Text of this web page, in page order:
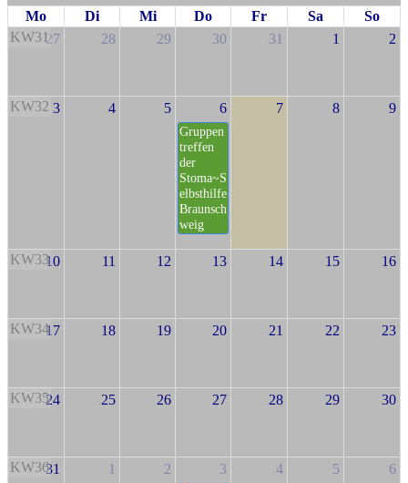
Mo Di Mi Do Fr Sa
So
KW3127 28 29 30 31 1 2
KW32 3 4 5 6
Gruppen
treffen
der
Stoma~S
elbsthilfe
Braunsch
weig
7 8 9
KW3310 11 12 13 14 15 16
KW3417 18 19 20 21 22 23
KW3524 25 26 27 28 29 30
KW3631 1 2 3 4 5 6